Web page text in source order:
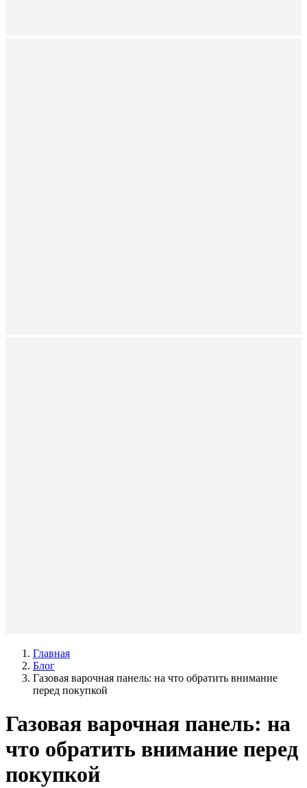
Главная
Блог
Газовая варочная панель: на что обратить внимание
перед покупкой
Газовая варочная панель: на
что обратить внимание перед
покупкой